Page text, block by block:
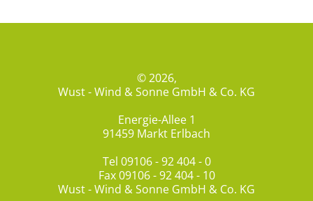
© 2026,
Wust - Wind & Sonne GmbH & Co. KG
Energie-Allee 1
91459 Markt Erlbach
Tel 09106 - 92 404 - 0
Fax 09106 - 92 404 - 10
Wust - Wind & Sonne GmbH & Co. KG